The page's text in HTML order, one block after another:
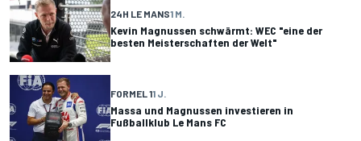
24H LE MANS1 M.
Kevin Magnussen schwärmt: WEC "eine der
besten Meisterschaften der Welt"
FORMEL 11 J.
Massa und Magnussen investieren in
Fußballklub Le Mans FC